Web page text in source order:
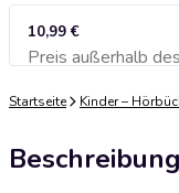
10,99 €
Preis außerhalbZum
Startseite Kinder –
Beschreibung